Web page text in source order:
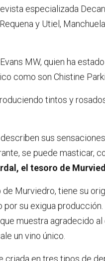
especializada
y Utiel,
MW, quien ha
como son Chistine
tintos y
sus
se puede masticar,
el tesoro de
de Murviedro, tiene su
por su exigua
muestra agradecido
un vino único.
criada en tres tipos de